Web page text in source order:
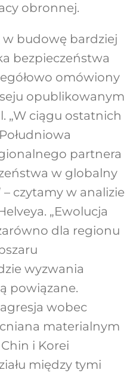
obronnej.
w budowę bardziej
bezpieczeństwa
omówiony
opublikowanym
„W ciągu ostatnich
partnera
w globalny
czytamy w analizie
„Ewolucja
dla regionu
wyzwania
powiązane.
wobec
materialnym
i Korei
między tymi